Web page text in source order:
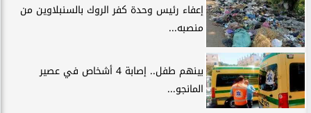
إعفاء رئيس وحدة كفر الروك بالسنبلاوين من
منصبه...
بينهم طفل.. إصابة 4 أشخاص في عصير
المانجو...